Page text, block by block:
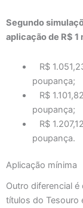
Segundo
aplicação de R$
R$
poupança;
R$
poupança;
R$
poupança.
Aplicação mínima
Outro diferencial
títulos do Tesouro